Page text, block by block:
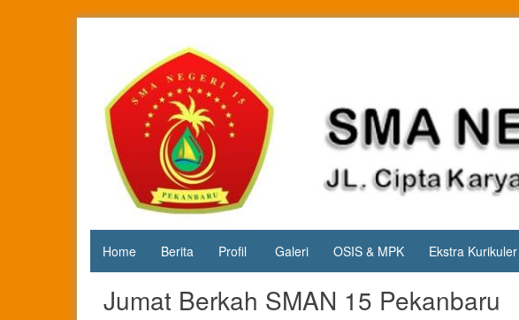
SMA
Negeri 15
Pekanbaru
Jl. Cipta
Karya
KM.3, Kec.
Tuah
Madani,
Kota
Pekanbaru
Home Berita Profil Galeri OSIS & MPK Ekstra Kurikuler
Jumat Berkah SMAN 15 Pekanbaru